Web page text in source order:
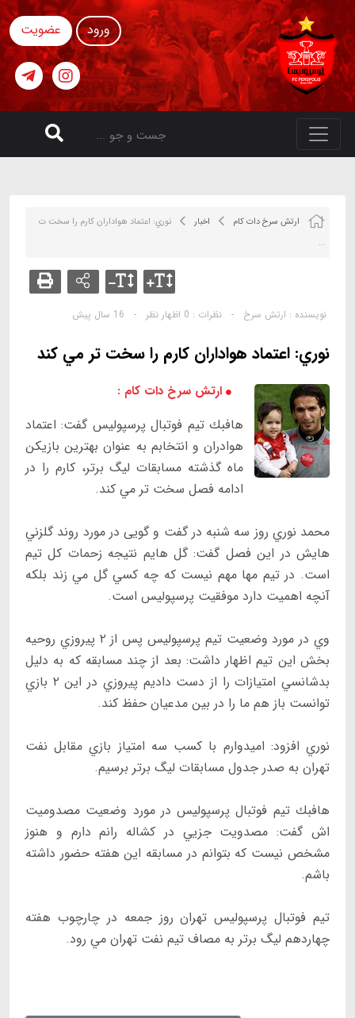
ورود عضویت
ارتش سرخ دات کام اخبار
نوري: اعتماد هواداران كارم را سخت ت
...
نویسنده : ارتش سرخ - نظرات : 0 اظهار نظر - 16 سال پیش
نوري: اعتماد هواداران كارم را سخت تر مي كند
ارتش سرخ دات کام :
هافبك تيم فوتبال پرسپوليس گفت: اعتماد
هوادران و انتخابم به عنوان بهترين بازيكن
ماه گذشته مسابقات ليگ برتر، كارم را در
ادامه فصل سخت تر مي كند.
محمد نوري روز سه شنبه در گفت و گویی در مورد روند گلزني
هايش در اين فصل گفت: گل هايم نتيجه زحمات كل تيم
است. در تيم مها مهم نيست كه چه كسي گل مي زند بلكه
آنچه اهميت دارد موفقيت پرسپوليس است.
وي در مورد وضعيت تيم پرسپوليس پس از ‪ ۲‬پيروزي روحيه
بخش اين تيم اظهار داشت: بعد از چند مسابقه كه به دليل
بدشانسي امتيازات را از دست داديم پيروزي در اين ‪ ۲‬بازي
توانست باز هم ما را در بين مدعيان حفظ كند.
نوري افزود: اميدوارم با كسب سه امتياز بازي مقابل نفت
تهران به صدر جدول مسابقات ليگ برتر برسيم.
هافبك تيم فوتبال پرسپوليس در مورد وضعيت مصدوميت
اش گفت: مصدويت جزيي در كشاله رانم دارم و هنوز
مشخص نيست كه بتوانم در مسابقه اين هفته حضور داشته
باشم.
تيم فوتبال پرسپوليس تهران روز جمعه در چارچوب هفته
چهاردهم ليگ برتر به مصاف تيم نفت تهران مي رود.